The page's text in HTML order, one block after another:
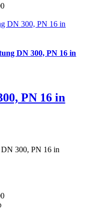
DN 300, PN 16 in
DN 300, PN 16 in
PN 16 in
300, PN 16 in